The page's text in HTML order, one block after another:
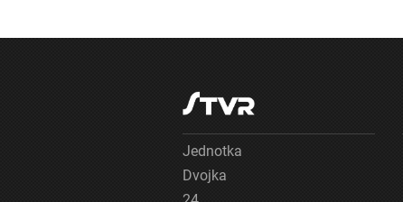
Jednotka
Dvojka